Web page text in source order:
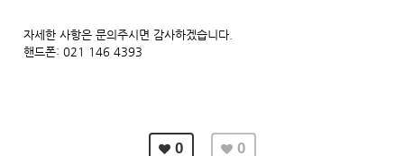
자세한 사항은 문의주시면 감사하겠습니다.
핸드폰: 021 146 4393
0 0